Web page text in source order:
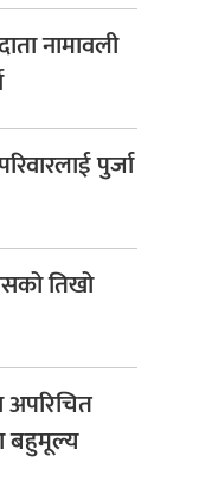
नामावली
पुर्जा
तिखो
अपरिचित
बहुमूल्य